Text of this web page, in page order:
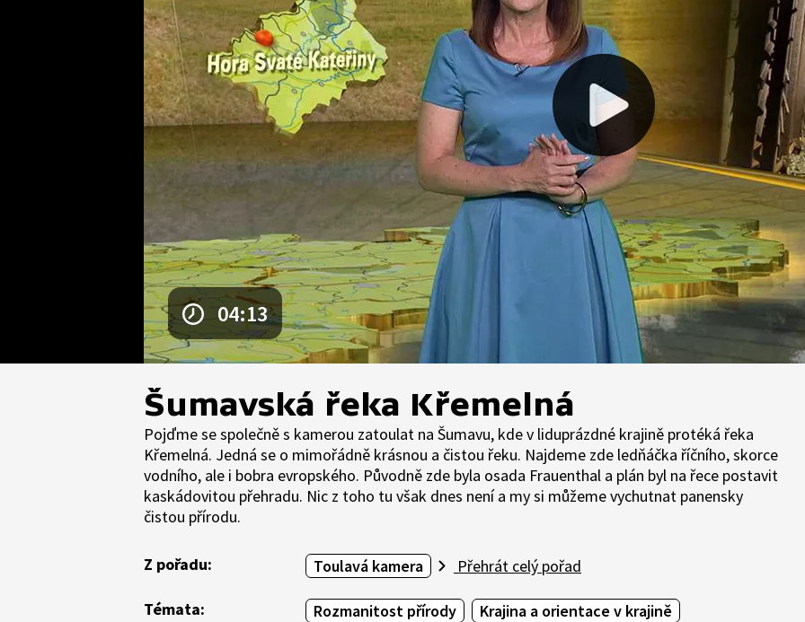
04:13
Šumavská řeka Křemelná
Pojďme se společně s kamerou zatoulat na Šumavu, kde v liduprázdné krajině protéká řeka
Křemelná. Jedná se o mimořádně krásnou a čistou řeku. Najdeme zde ledňáčka říčního, skorce
vodního, ale i bobra evropského. Původně zde byla osada Frauenthal a plán byl na řece postavit
kaskádovitou přehradu. Nic z toho tu však dnes není a my si můžeme vychutnat panensky
čistou přírodu.
Z pořadu: Toulavá kamera Přehrát celý pořad
Témata: Rozmanitost přírody Krajina a orientace v krajině